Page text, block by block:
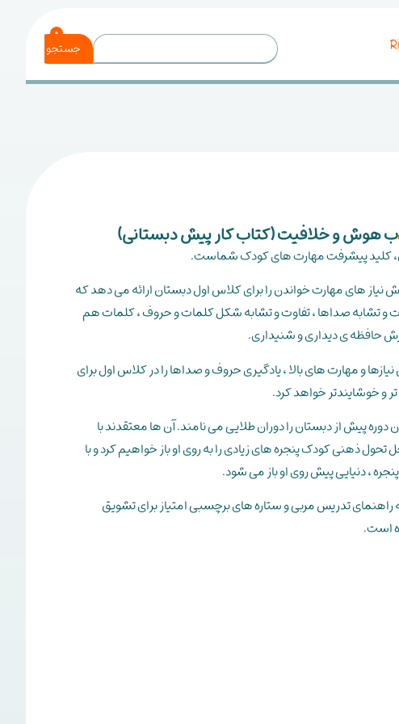
0
جستجو
هوش و خلافیت (کتاب کار پیش دبستانی)
کلید پیشرفت مهارت های کودک شماست.
نیاز های مهارت خواندن را برای کلاس اول دبستان ارائه می دهد که
و تشابه صداها ، تفاوت و تشابه شکل کلمات و حروف ، کلمات هم
حافظه ی دیداری و شنیداری.
و مهارت های بالا ، یادگیری حروف و صداها را در کلاس اول برای
و خوشایندتر خواهد کرد.
دوره پیش از دبستان را دوران طلایی می نامند. آن ها معتقدند با
تحول ذهنی کودک پنجره های زیادی را به روی او باز خواهیم کرد و با
، دنیایی پیش روی او باز می شود.
تدریس مربی و ستاره های برچسبی امتیاز برای تشویق
است.